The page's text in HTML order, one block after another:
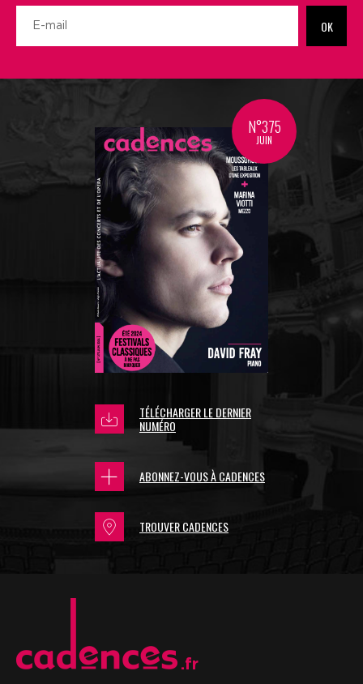
OK
N°375
JUIN
TÉLÉCHARGER LE DERNIER
NUMÉRO
ABONNEZ-VOUS À CADENCES
TROUVER CADENCES
.fr